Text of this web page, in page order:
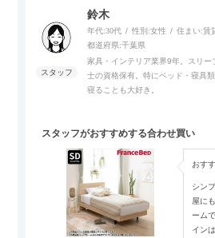
悩みの方におすすめ。厚みもボリュー
防ダニ、抗菌防臭加工が施された衛生
全の日本製です。
鈴木
年代:30代 性別:女性 住まい:賃
都道府県:千葉県
家具・インテリア業界9年。スリー
士の資格保有。特にベッド・寝具
寝ることも大好き。
スタッフがおすすめする合わせ買い
おす
シン
屋に
ーム
イン